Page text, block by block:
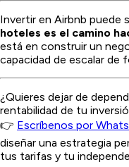
Invertir en Airbnb puede
hoteles es el camino
está en construir un
capacidad de escalar de
¿Quieres dejar de
rentabilidad de tu
👉 Escríbenos por
diseñar una estrategia
tus tarifas y tu